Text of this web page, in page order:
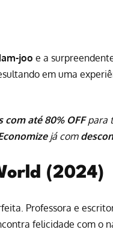
joo e a
em uma
até 80% OFFpara
já com
(2024)
Professora e
felicidade com o